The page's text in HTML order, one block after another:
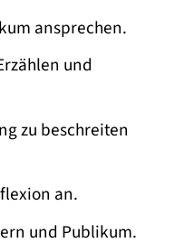
ansprechen.
und
zu beschreiten
an.
und Publikum.